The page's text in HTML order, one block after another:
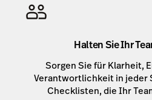
Halten Sie Ihr
Sorgen Sie für Klarheit,
Verantwortlichkeit in jeder
Checklisten, die Ihr